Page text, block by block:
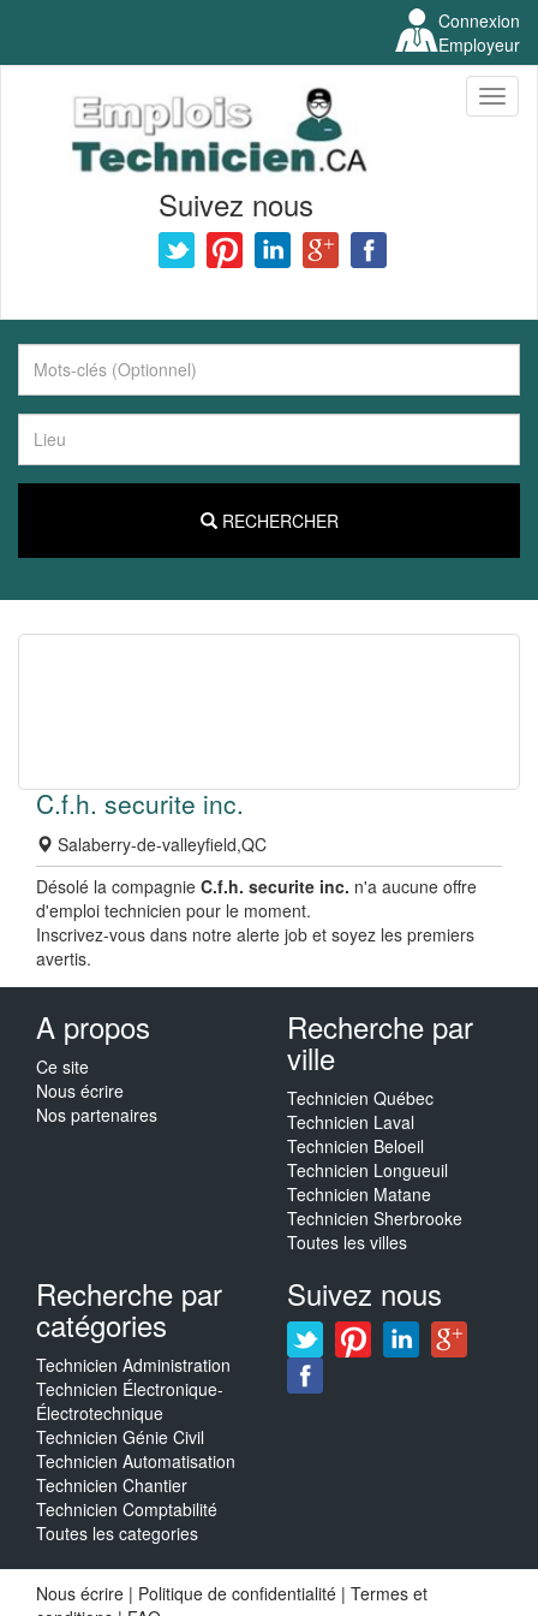
Connexion
Employeur
Suivez nous
RECHERCHER
C.f.h. securite inc.
Salaberry-de-valleyfield,QC
Désolé la compagnie C.f.h. securite inc. n'a aucune offre
d'emploi technicien pour le moment.
Inscrivez-vous dans notre alerte job et soyez les premiers
avertis.
A propos
Ce site
Nous écrire
Nos partenaires
Recherche par
ville
Technicien Québec
Technicien Laval
Technicien Beloeil
Technicien Longueuil
Technicien Matane
Technicien Sherbrooke
Toutes les villes
Recherche par
catégories
Technicien Administration
Technicien Électronique-
Électrotechnique
Technicien Génie Civil
Technicien Automatisation
Technicien Chantier
Technicien Comptabilité
Toutes les categories
Suivez nous
Nous écrire | Politique de confidentialité | Termes et